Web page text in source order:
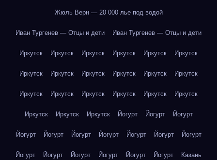
Жюль Верн — 20 000 лье под водой
Иван Тургенев — Отцы и дети Иван Тургенев — Отцы и дети
Иркутск Иркутск Иркутск Иркутск Иркутск Иркутск
Иркутск Иркутск Иркутск Иркутск Иркутск Иркутск
Иркутск Иркутск Иркутск Иркутск Иркутск Иркутск
Иркутск Иркутск Иркутск Йогурт Йогурт Йогурт
Йогурт Йогурт Йогурт Йогурт Йогурт Йогурт Йогурт
Йогурт Йогурт Йогурт Йогурт Йогурт Йогурт Казань